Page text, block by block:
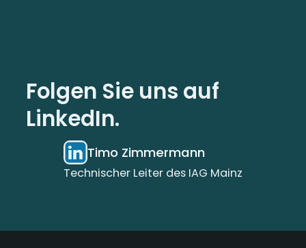
Folgen Sie uns auf
LinkedIn.
Timo Zimmermann
Technischer Leiter des IAG Mainz